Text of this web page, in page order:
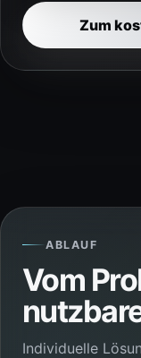
Zum
ABLAUF
Vom
Individuelle